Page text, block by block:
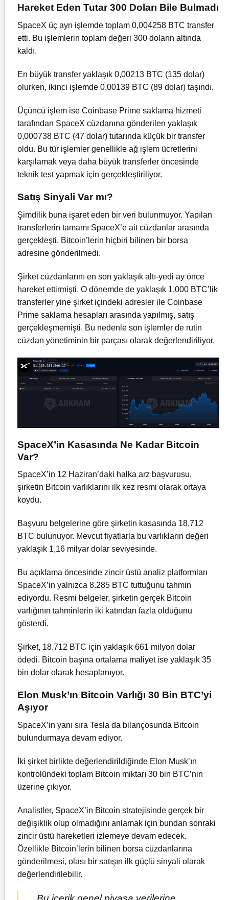
Hareket Eden Tutar 300 Doları Bile Bulmadı
SpaceX üç ayrı işlemde toplam 0,004258 BTC transfer
etti. Bu işlemlerin toplam değeri 300 doların altında
kaldı.
En büyük transfer yaklaşık 0,00213 BTC (135 dolar)
olurken, ikinci işlemde 0,00139 BTC (89 dolar) taşındı.
Üçüncü işlem ise Coinbase Prime saklama hizmeti
tarafından SpaceX cüzdanına gönderilen yaklaşık
0,000738 BTC (47 dolar) tutarında küçük bir transfer
oldu. Bu tür işlemler genellikle ağ işlem ücretlerini
karşılamak veya daha büyük transferler öncesinde
teknik test yapmak için gerçekleştiriliyor.
Satış Sinyali Var mı?
Şimdilik buna işaret eden bir veri bulunmuyor. Yapılan
transferlerin tamamı SpaceX’e ait cüzdanlar arasında
gerçekleşti. Bitcoin’lerin hiçbiri bilinen bir borsa
adresine gönderilmedi.
Şirket cüzdanlarını en son yaklaşık altı-yedi ay önce
hareket ettirmişti. O dönemde de yaklaşık 1.000 BTC’lik
transferler yine şirket içindeki adresler ile Coinbase
Prime saklama hesapları arasında yapılmış, satış
gerçekleşmemişti. Bu nedenle son işlemler de rutin
cüzdan yönetiminin bir parçası olarak değerlendiriliyor.
SpaceX’in Kasasında Ne Kadar Bitcoin
Var?
SpaceX’in 12 Haziran’daki halka arz başvurusu,
şirketin Bitcoin varlıklarını ilk kez resmi olarak ortaya
koydu.
Başvuru belgelerine göre şirketin kasasında 18.712
BTC bulunuyor. Mevcut fiyatlarla bu varlıkların değeri
yaklaşık 1,16 milyar dolar seviyesinde.
Bu açıklama öncesinde zincir üstü analiz platformları
SpaceX’in yalnızca 8.285 BTC tuttuğunu tahmin
ediyordu. Resmi belgeler, şirketin gerçek Bitcoin
varlığının tahminlerin iki katından fazla olduğunu
gösterdi.
Şirket, 18.712 BTC için yaklaşık 661 milyon dolar
ödedi. Bitcoin başına ortalama maliyet ise yaklaşık 35
bin dolar olarak hesaplanıyor.
Elon Musk’ın Bitcoin Varlığı 30 Bin BTC’yi
Aşıyor
SpaceX’in yanı sıra Tesla da bilançosunda Bitcoin
bulundurmaya devam ediyor.
İki şirket birlikte değerlendirildiğinde Elon Musk’ın
kontrolündeki toplam Bitcoin miktarı 30 bin BTC’nin
üzerine çıkıyor.
Analistler, SpaceX’in Bitcoin stratejisinde gerçek bir
değişiklik olup olmadığını anlamak için bundan sonraki
zincir üstü hareketleri izlemeye devam edecek.
Özellikle Bitcoin’lerin bilinen borsa cüzdanlarına
gönderilmesi, olası bir satışın ilk güçlü sinyali olarak
değerlendirilebilir.